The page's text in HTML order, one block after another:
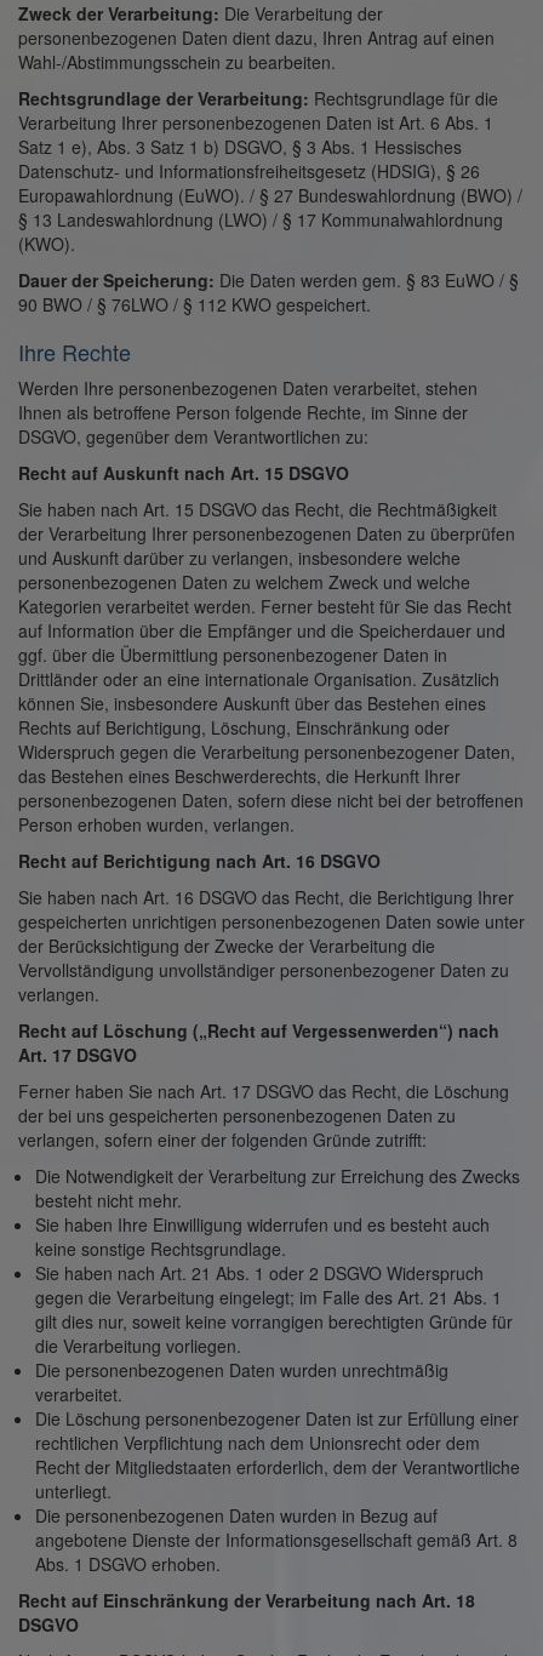
Zweck der Verarbeitung: Die Verarbeitung der
personenbezogenen Daten dient dazu, Ihren Antrag auf einen
Wahl-/Abstimmungsschein zu bearbeiten.
Rechtsgrundlage der Verarbeitung: Rechtsgrundlage für die
Verarbeitung Ihrer personenbezogenen Daten ist Art. 6 Abs. 1
Satz 1 e), Abs. 3 Satz 1 b) DSGVO, § 3 Abs. 1 Hessisches
Datenschutz- und Informationsfreiheitsgesetz (HDSIG), § 26
Europawahlordnung (EuWO). / § 27 Bundeswahlordnung (BWO) /
§ 13 Landeswahlordnung (LWO) / § 17 Kommunalwahlordnung
(KWO).
Dauer der Speicherung: Die Daten werden gem. § 83 EuWO / §
90 BWO / § 76LWO / § 112 KWO gespeichert.
Ihre Rechte
Werden Ihre personenbezogenen Daten verarbeitet, stehen
Ihnen als betroffene Person folgende Rechte, im Sinne der
DSGVO, gegenüber dem Verantwortlichen zu:
Recht auf Auskunft nach Art. 15 DSGVO
Sie haben nach Art. 15 DSGVO das Recht, die Rechtmäßigkeit
der Verarbeitung Ihrer personenbezogenen Daten zu überprüfen
und Auskunft darüber zu verlangen, insbesondere welche
personenbezogenen Daten zu welchem Zweck und welche
Kategorien verarbeitet werden. Ferner besteht für Sie das Recht
auf Information über die Empfänger und die Speicherdauer und
ggf. über die Übermittlung personenbezogener Daten in
Drittländer oder an eine internationale Organisation. Zusätzlich
können Sie, insbesondere Auskunft über das Bestehen eines
Rechts auf Berichtigung, Löschung, Einschränkung oder
Widerspruch gegen die Verarbeitung personenbezogener Daten,
das Bestehen eines Beschwerderechts, die Herkunft Ihrer
personenbezogenen Daten, sofern diese nicht bei der betroffenen
Person erhoben wurden, verlangen.
Recht auf Berichtigung nach Art. 16 DSGVO
Sie haben nach Art. 16 DSGVO das Recht, die Berichtigung Ihrer
gespeicherten unrichtigen personenbezogenen Daten sowie unter
der Berücksichtigung der Zwecke der Verarbeitung die
Vervollständigung unvollständiger personenbezogener Daten zu
verlangen.
Recht auf Löschung („Recht auf Vergessenwerden“) nach
Art. 17 DSGVO
Ferner haben Sie nach Art. 17 DSGVO das Recht, die Löschung
der bei uns gespeicherten personenbezogenen Daten zu
verlangen, sofern einer der folgenden Gründe zutrifft:
Die Notwendigkeit der Verarbeitung zur Erreichung des Zwecks
besteht nicht mehr.
Sie haben Ihre Einwilligung widerrufen und es besteht auch
keine sonstige Rechtsgrundlage.
Sie haben nach Art. 21 Abs. 1 oder 2 DSGVO Widerspruch
gegen die Verarbeitung eingelegt; im Falle des Art. 21 Abs. 1
gilt dies nur, soweit keine vorrangigen berechtigten Gründe für
die Verarbeitung vorliegen.
Die personenbezogenen Daten wurden unrechtmäßig
verarbeitet.
Die Löschung personenbezogener Daten ist zur Erfüllung einer
rechtlichen Verpflichtung nach dem Unionsrecht oder dem
Recht der Mitgliedstaaten erforderlich, dem der Verantwortliche
unterliegt.
Die personenbezogenen Daten wurden in Bezug auf
angebotene Dienste der Informationsgesellschaft gemäß Art. 8
Abs. 1 DSGVO erhoben.
Recht auf Einschränkung der Verarbeitung nach Art. 18
DSGVO